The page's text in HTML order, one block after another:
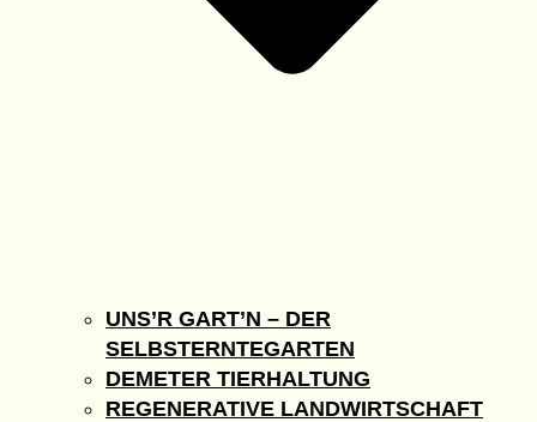
UNS’R GART’N – DER
SELBSTERNTEGARTEN
DEMETER TIERHALTUNG
REGENERATIVE LANDWIRTSCHAFT